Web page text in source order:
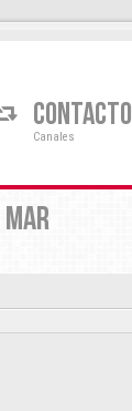
CONTACTO
Canales